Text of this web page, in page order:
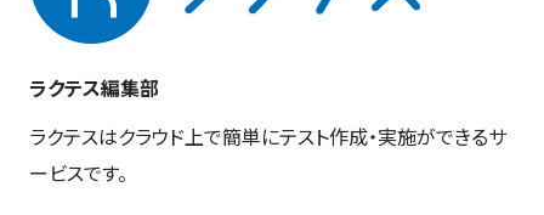
ラクテス編集部
ラクテスはクラウド上で簡単にテスト作成・実施ができるサ
ービスです。